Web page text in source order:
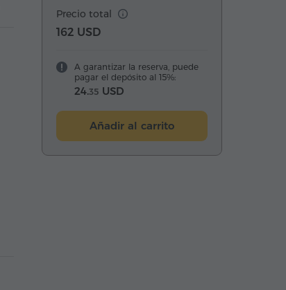
Precio total
162 USD
A garantizar la reserva, puede
pagar el depósito al 15%:
24.35 USD
Añadir al carrito